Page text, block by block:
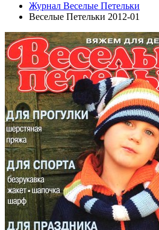
Журнал Веселые Петельки
Веселые Петельки 2012-01